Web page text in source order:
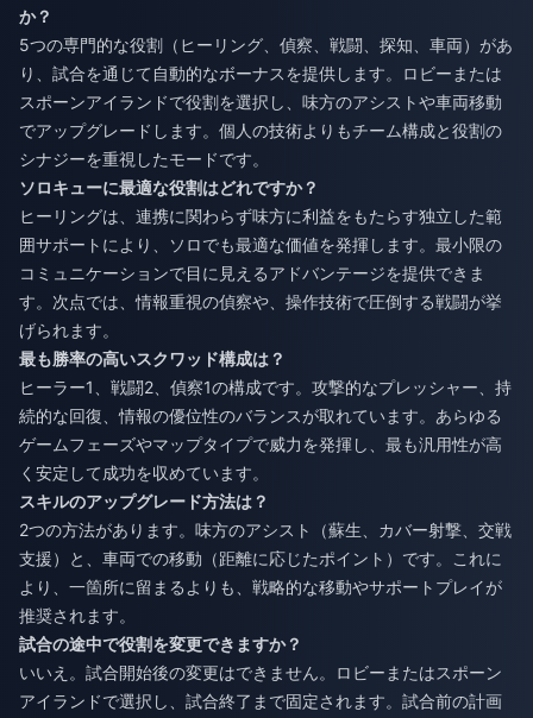
か？
5つの専門的な役割（ヒーリング、偵察、戦闘、探知、車両）があ
り、試合を通じて自動的なボーナスを提供します。ロビーまたは
スポーンアイランドで役割を選択し、味方のアシストや車両移動
でアップグレードします。個人の技術よりもチーム構成と役割の
シナジーを重視したモードです。
ソロキューに最適な役割はどれですか？
ヒーリングは、連携に関わらず味方に利益をもたらす独立した範
囲サポートにより、ソロでも最適な価値を発揮します。最小限の
コミュニケーションで目に見えるアドバンテージを提供できま
す。次点では、情報重視の偵察や、操作技術で圧倒する戦闘が挙
げられます。
最も勝率の高いスクワッド構成は？
ヒーラー1、戦闘2、偵察1の構成です。攻撃的なプレッシャー、持
続的な回復、情報の優位性のバランスが取れています。あらゆる
ゲームフェーズやマップタイプで威力を発揮し、最も汎用性が高
く安定して成功を収めています。
スキルのアップグレード方法は？
2つの方法があります。味方のアシスト（蘇生、カバー射撃、交戦
支援）と、車両での移動（距離に応じたポイント）です。これに
より、一箇所に留まるよりも、戦略的な移動やサポートプレイが
推奨されます。
試合の途中で役割を変更できますか？
いいえ。試合開始後の変更はできません。ロビーまたはスポーン
アイランドで選択し、試合終了まで固定されます。試合前の計画